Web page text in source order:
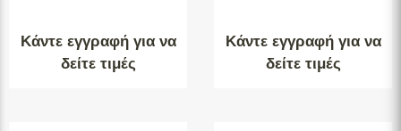
Κάντε εγγραφή για να
δείτε τιμές
Κάντε εγγραφή για να
δείτε τιμές